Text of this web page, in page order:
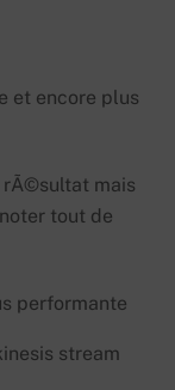
et encore plus
rÃ©sultat mais
tout de
performante
stream